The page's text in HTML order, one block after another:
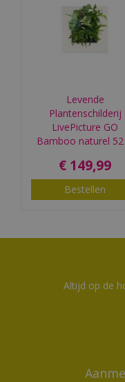
Levende
Plantenschilderij
LivePicture GO
Bamboo naturel
€ 149,99
Bestellen
Altijd op de